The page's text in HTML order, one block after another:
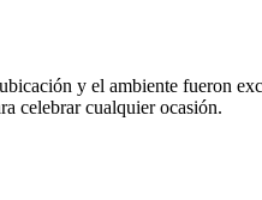
y el ambiente fueron
celebrar cualquier ocasión.